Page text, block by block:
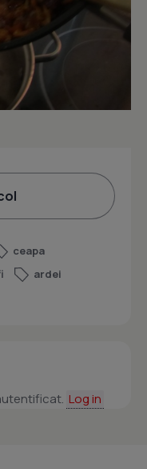
ceapa
ardei
Log in